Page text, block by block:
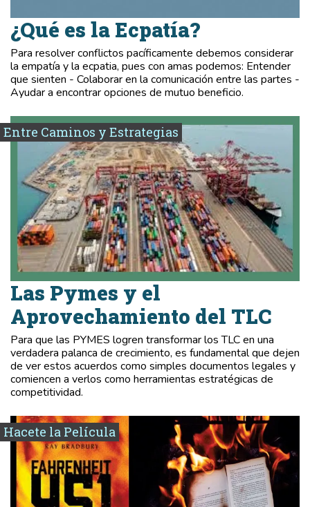
¿Qué es la Ecpatía?
Para resolver conflictos pacíficamente debemos considerar
la empatía y la ecpatia, pues con amas podemos: Entender
que sienten - Colaborar en la comunicación entre las partes -
Ayudar a encontrar opciones de mutuo beneficio.
Entre Caminos y Estrategias
Las Pymes y el
Aprovechamiento del TLC
Para que las PYMES logren transformar los TLC en una
verdadera palanca de crecimiento, es fundamental que dejen
de ver estos acuerdos como simples documentos legales y
comiencen a verlos como herramientas estratégicas de
competitividad.
Hacete la Película